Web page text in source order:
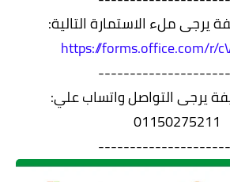
يرجى ملء الاستمارة التالية:
https://forms.office.com/r/
يرجى التواصل واتساب علي:
01150275211